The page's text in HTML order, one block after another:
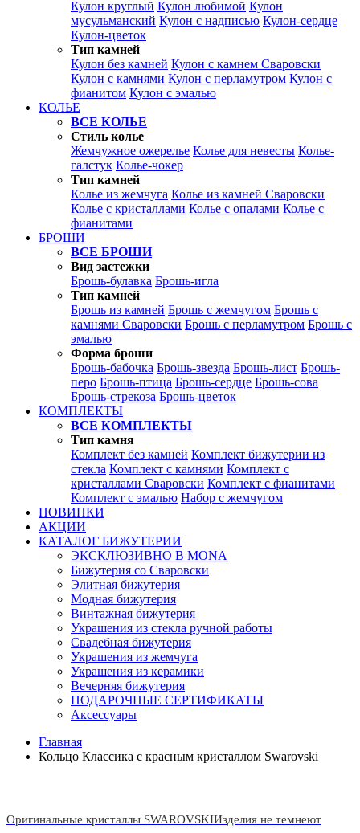
Кулон круглый Кулон любимой Кулон
мусульманский Кулон с надписью Кулон-сердце
Кулон-цветок
Тип камней
Кулон без камней Кулон с камнем Сваровски
Кулон с камнями Кулон с перламутром Кулон с
фианитом Кулон с эмалью
КОЛЬЕ
ВСЕ КОЛЬЕ
Стиль колье
Жемчужное ожерелье Колье для невесты Колье-
галстук Колье-чокер
Тип камней
Колье из жемчуга Колье из камней Сваровски
Колье с кристаллами Колье с опалами Колье с
фианитами
БРОШИ
ВСЕ БРОШИ
Вид застежки
Брошь-булавка Брошь-игла
Тип камней
Брошь из камней Брошь с жемчугом Брошь с
камнями Сваровски Брошь с перламутром Брошь с
эмалью
Форма броши
Брошь-бабочка Брошь-звезда Брошь-лист Брошь-
перо Брошь-птица Брошь-сердце Брошь-сова
Брошь-стрекоза Брошь-цветок
КОМПЛЕКТЫ
ВСЕ КОМПЛЕКТЫ
Тип камня
Комплект без камней Комплект бижутерии из
стекла Комплект с камнями Комплект с
кристаллами Сваровски Комплект с фианитами
Комплект с эмалью Набор с жемчугом
НОВИНКИ
АКЦИИ
КАТАЛОГ БИЖУТЕРИИ
ЭКСКЛЮЗИВНО В MONA
Бижутерия со Сваровски
Элитная бижутерия
Модная бижутерия
Винтажная бижутерия
Украшения из стекла ручной работы
Свадебная бижутерия
Украшения из жемчуга
Украшения из керамики
Вечерняя бижутерия
ПОДАРОЧНЫЕ СЕРТИФИКАТЫ
Аксессуары
Главная
Кольцо Классика с красным кристаллом Swarovski
Оригинальные кристаллы SWAROVSKIИзделия не темнеют